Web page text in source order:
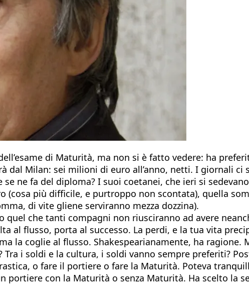
di Maturità, ma non si è fatto vedere: ha
dal Milan: sei milioni di euro all’anno, netti. I giornali ci
ne fa del diploma? I suoi coetanei, che ieri si
(cosa più difficile, e purtroppo non scontata), quella
di vite gliene serviranno mezza dozzina).
che tanti compagni non riusciranno ad avere
al flusso, porta al successo. La perdi, e la tua vita
la coglie al flusso. Shakespearianamente, ha ragione.
Tra i soldi e la cultura, i soldi vanno sempre preferiti?
o fare il portiere o fare la Maturità. Poteva
portiere con la Maturità o senza Maturità. Ha scelto la